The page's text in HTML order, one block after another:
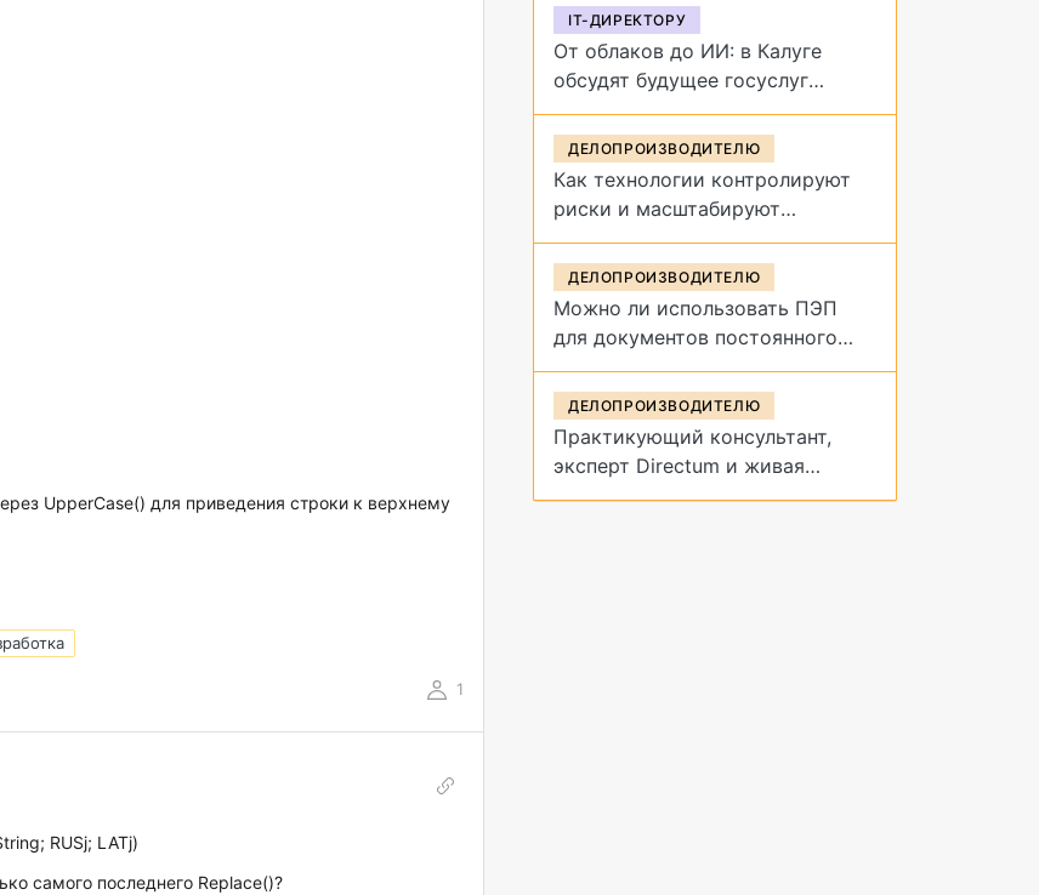
UpperCase() для приведения строки к верхнему
1
RUSj; LATj)
самого последнего Replace()?
IT-ДИРЕКТОРУ
От облаков до ИИ: в Калуге
обсудят будущее госуслуг
на форуме «Цифровая
эволюция»
ДЕЛОПРОИЗВОДИТЕЛЮ
Как технологии контролируют
риски и масштабируют
управление договорами
ДЕЛОПРОИЗВОДИТЕЛЮ
Можно ли использовать ПЭП
для документов постоянного
срока хранения?
ДЕЛОПРОИЗВОДИТЕЛЮ
Практикующий консультант,
эксперт Directum и живая
демонстрация архивных